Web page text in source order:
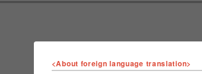
ショップ名
<About foreign language translation>